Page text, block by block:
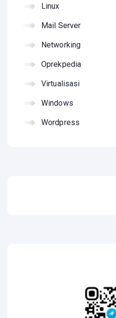
Linux
Mail Server
Networking
Oprekpedia
Virtualisasi
Windows
Wordpress